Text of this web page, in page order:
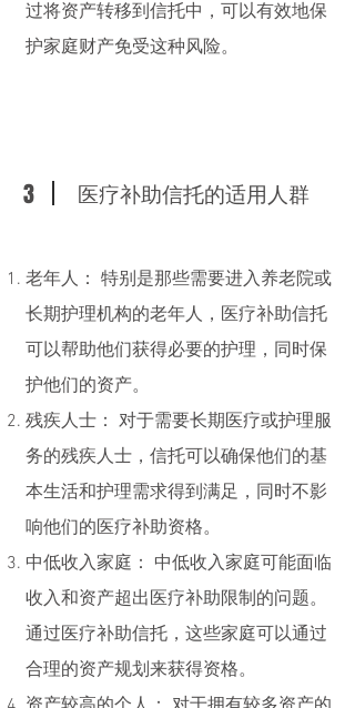
过将资产转移到信托中，可以有效地保
护家庭财产免受这种风险。
3 医疗补助信托的适用人群
老年人： 特别是那些需要进入养老院或
长期护理机构的老年人，医疗补助信托
可以帮助他们获得必要的护理，同时保
护他们的资产。
残疾人士： 对于需要长期医疗或护理服
务的残疾人士，信托可以确保他们的基
本生活和护理需求得到满足，同时不影
响他们的医疗补助资格。
中低收入家庭： 中低收入家庭可能面临
收入和资产超出医疗补助限制的问题。
通过医疗补助信托，这些家庭可以通过
合理的资产规划来获得资格。